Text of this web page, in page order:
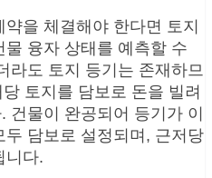
을 체결해야 한다면 토지
융자 상태를 예측할 수
라도 토지 등기는 존재하므
토지를 담보로 돈을 빌려
건물이 완공되어 등기가 이
담보로 설정되며, 근저당
니다.